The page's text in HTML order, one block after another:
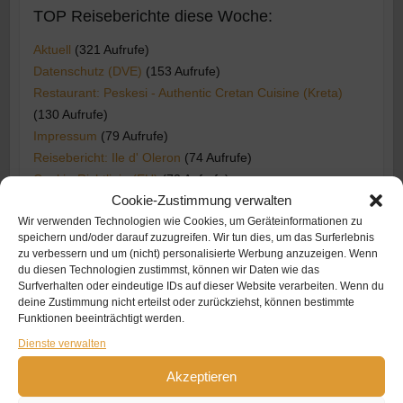
Cookie-Zustimmung verwalten
Wir verwenden Technologien wie Cookies, um Geräteinformationen zu
speichern und/oder darauf zuzugreifen. Wir tun dies, um das Surferlebnis
zu verbessern und um (nicht) personalisierte Werbung anzuzeigen. Wenn
du diesen Technologien zustimmst, können wir Daten wie das
Surfverhalten oder eindeutige IDs auf dieser Website verarbeiten. Wenn du
deine Zustimmung nicht erteilst oder zurückziehst, können bestimmte
Funktionen beeinträchtigt werden.
Dienste verwalten
Akzeptieren
TOP Reiseberichte diese Woche:
Aktuell (321 Aufrufe)
Datenschutz (DVE) (153 Aufrufe)
Restaurant: Peskesi - Authentic Cretan Cuisine (Kreta)
(130 Aufrufe)
Impressum (79 Aufrufe)
Reisebericht: Ile d' Oleron (74 Aufrufe)
Cookie-Richtlinie (EU) (72 Aufrufe)
Reisebericht: Belle Ile (Bretagne) (50 Aufrufe)
Reisebericht: Insel Læsø (32 Aufrufe)
Reisebericht: Korsika (22 Aufrufe)
Reisebericht: Island - der Südwesten (21 Aufrufe)
Reisebericht: Bretagne (19 Aufrufe)
Reisebericht: Einmal rund um Mount Ida (17 Aufrufe)
Menschheitsgeschichte beeinflusst
Reisebericht: Schottland Island Hopping (Inselhüpfen)
Aufrufe)